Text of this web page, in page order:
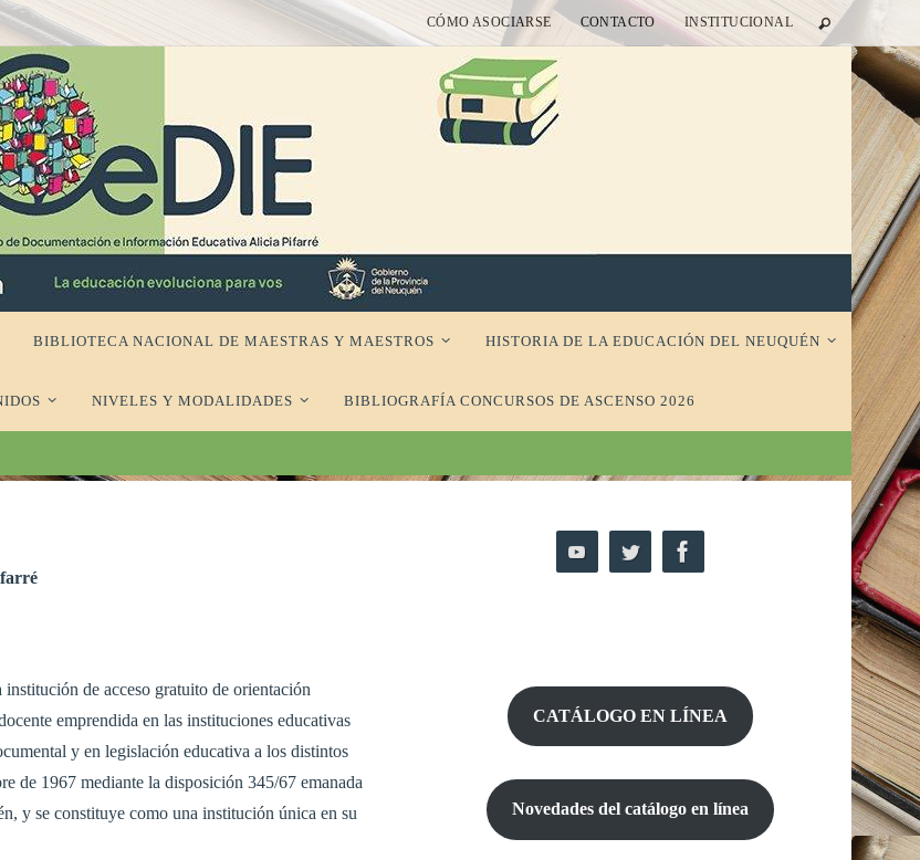
CÓMO ASOCIARSE CONTACTO INSTITUCIONAL
BIBLIOTECA NACIONAL DE MAESTRAS Y MAESTROS HISTORIA DE LA EDUCACIÓN DEL NEUQUÉN
NIVELES Y MODALIDADES BIBLIOGRAFÍA CONCURSOS DE ASCENSO 2026
institución de acceso gratuito de orientación
emprendida en las instituciones educativas
y en legislación educativa a los distintos
de 1967 mediante la disposi­ción 345/67 emanada
y se constituye como una institución única en su
CATÁLOGO EN LÍNEA
Novedades del catálogo en línea